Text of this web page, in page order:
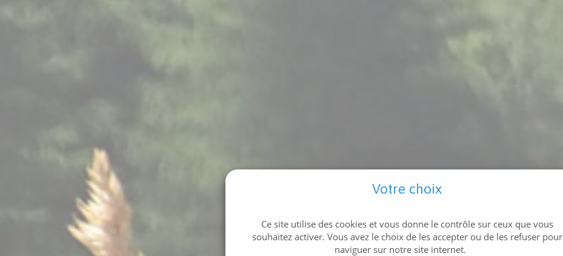
Votre choix
Ce site utilise des cookies et vous donne le contrôle sur ceux que vous
souhaitez activer. Vous avez le choix de les accepter ou de les refuser pour
naviguer sur notre site internet.